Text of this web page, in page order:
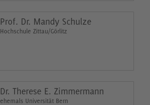
Prof. Dr. Mandy Schulze
Hochschule Zittau/Görlitz
Dr. Therese E. Zimmermann
ehemals Universität Bern